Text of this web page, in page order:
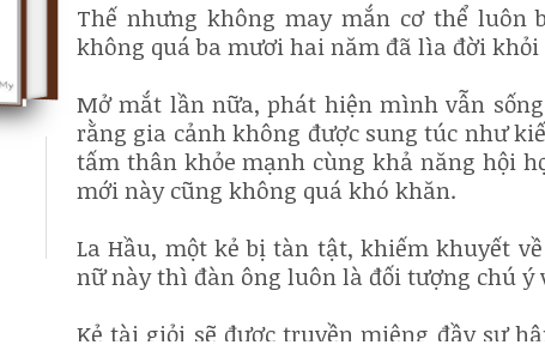
Thế nhưng không may mắn cơ thể luôn
không quá ba mươi hai năm đã lìa đời
Mở mắt lần nữa, phát hiện mình vẫn
rằng gia cảnh không được sung túc như
tấm thân khỏe mạnh cùng khả năng hội
mới này cũng không quá khó khăn.
La Hầu, một kẻ bị tàn tật, khiếm khuyết
nữ này thì đàn ông luôn là đối tượng chú ý
Kẻ tài giỏi sẽ được truyền miệng đầy sự